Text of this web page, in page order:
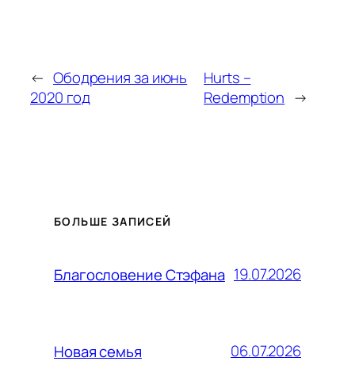
← Ободрения за июнь
2020 год
Hurts –
Redemption →
БОЛЬШЕ ЗАПИСЕЙ
Благословение Стэфана 19.07.2026
Новая семья 06.07.2026